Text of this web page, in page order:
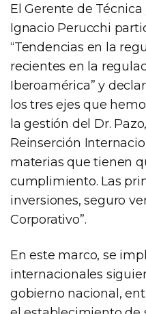
El Gerente de
Ignacio Perucchi
“Tendencias en la
recientes en la
Iberoamérica” y
los tres ejes que
la gestión del Dr.
Reinserción
materias que tienen
cumplimiento. Las
inversiones, seguro
Corporativo”.
En este marco, se
internacionales
gobierno nacional,